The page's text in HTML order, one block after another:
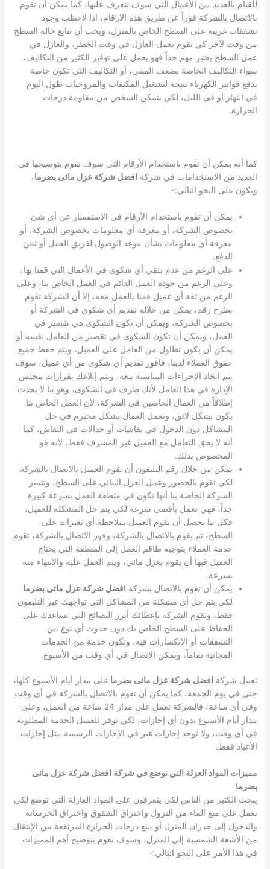
للقيام بالعديد من الأعمال التي سوف نتعرف عليها، كما يمكن أن تقوم
بالاتصال بالشركة فوراً عن طريق هذه الارقام، اذا لاحظت وجود
تشققات غريبة على السطح الخاص بالمنزل، ويحب أن تتابع حالة السطح
من وقت لآخر كي تقوم بعمل العازل في وقت الخطر، والعازل في
عمل السطح يعتبر مهم جداً فهو يعمل على توفير الكثير من التكاليف،
سواء التكاليف الخاصة بضعف المبني، أو التكاليف التي تكون خاصة
بدفع فواتير الكهرباء نتيجة لتشغيل المكيفات والمروحيات طول اليوم
في النهار أو في الليل، لكي يتمكن الشخص من مقاومة درجات
الحرارة.
كما أنه يمكن أن تقوم باستخدام الأرقام التي سوف نقوم بتوضيحها في
العديد من الاستخدامات في شركة افضل شركة عزل مائى بضرما،
وتكون على النحو التالي:-
يمكن أن تقوم باستخدام الأرقام في الاستفسار عن أي شئ
بخصوص الشركة، أو معرفة أي معلومات بخصوص الشركة، أو
معرفة أي معلومات بشأن موعد الوصول لفريق العمل أو ثمن
الدفع.
على الرغم من عدم تلقي أي شكوى في الأعمال التي قمنا بها،
وعلى الرغم من جودة العمل الدائم في العمل الخاص بنا، وعلى
الرغم من ثقة أي عميل قمنا بالعمل معه، إلا أن الشركة تقوم
بطرح رقم، يمكن من خلاله تقديم أي شكوى في الشركة أو
بخصوص الشركة، ويمكن أن تكون الشكوى هي تقصير في
العمل، ويمكن أن تكون الشكوى في تقصير من العامل نفسه أو
يمكن أن يكون تطاول من العامل على العميل، ويتم حفظ جميع
حقوق العملاء لدينا، فافور تقديم أي شكوى من أي عميل، سوف
يتم اتخاذ الإجراءات المناسبة معه، ويتم إبلاغك بقرارات مجلس
الإدارة في هذا العامل لأنك طرف في الشكوى، وهو ما لا يحدث
إطلاقاً من العمال الخاصين في الشركة، لأن العمل الخاص بنا
يكون بشكل لائق، وتعمل العمال بشكل محترم في حل
المشاكل دون الدخول في نقاشات أو جدالات في النقاش، كما
أنه لا يحق التعامل مع العميل غير المشرف فقط، لأنه هو
المخصوص بذلك.
يمكن من خلال رقم التليفون أن يقوم العميل بالاتصال بالشركة
لكي تقوم بالحضور وعمل العزل المائي على السطح، وتتميز
الشركة الخاصة بنا أنها تكون في منطقة العمل بسرعة كبيرة
جداً، فهي تعمل بأقصى سرعة لكي يتم حل المشكلة للعميل،
فكل ما يحصل أن يقوم العميل بملاحظة أي تغيرات على
السطح، ثم يقوم بالاتصال بالشركة، وفور الاتصال بالشركة، تقوم
خدمة العملاء بتوجيه طاقم العمل إلى المنطقة التي يحتاج
العميل فيها أن يقوم بعزل مائي، ويتم العمل عليه والانتهاء منه
بسرعة.
يمكن أن تقوم بالاتصال بشركة افضل شركة عزل مائى بضرما
لكي يتم حل أي مشكلة من المشاكل التي تواجهك عبر التليفون
فقط، وتقوم الشركة بإعطائك أبرز النصائح التي تساعدك على
الحفاظ على السطح الخاص بك دون حدوث أي نوع من
التشققات أو الانكسارات فيه، وتكون خدمة من الخدمات
المجانية تماماً، ويمكن الاتصال في أي وقت من الأسبوع.
تعمل شركة افضل شركة عزل مائى بضرما على مدار أيام الأسبوع كلها،
حتى في يوم الجمعة، كما يمكن أن تقوم بالاتصال بالشركة في أي وقت
وفي أي ساعة، فالشركة تعمل على مدار 24 ساعة من العمل، وعلى
مدار أيام الأسبوع بدون أي إجازات، لكي نوفر للعميل الخدمة المطلوبة
في أي وقت، ولا توجد إجازات غير في الإجازات الرسمية مثل إجازات
الأعياد فقط.
مميزات المواد العزلة التي توضع في شركة افضل شركة عزل مائى
بضرما
يبحث الكثير من الناس لكي يتعرفون على المواد العازلة التي توضع لكي
تعمل على منع الماء من النزول واختراق الشقوق واختراق الخرسانة
والدخول إلى جدران المنزل أو منع درجات الحرارة المرتفعة من الإنتقال
من الأشعة الشمسية إلى المنزل، وسوف نقوم بتوضيح أهم المميزات
في هذا الأمر على النحو التالي:-